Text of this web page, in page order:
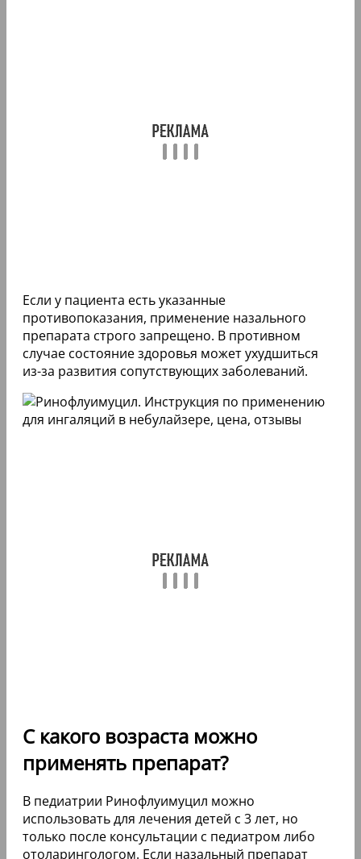
Если у пациента есть указанные
противопоказания, применение назального
препарата строго запрещено. В противном
случае состояние здоровья может ухудшиться
из-за развития сопутствующих заболеваний.
С какого возраста можно
применять препарат?
В педиатрии Ринофлуимуцил можно
использовать для лечения детей с 3 лет, но
только после консультации с педиатром либо
отоларингологом. Если назальный препарат